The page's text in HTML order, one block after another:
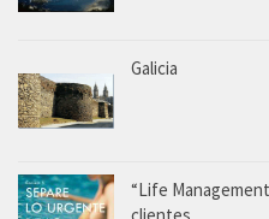
Galicia
“Life